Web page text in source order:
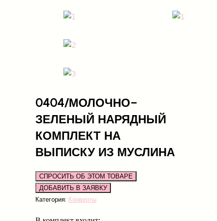
0404/МОЛОЧНО-
ЗЕЛЕНЫЙ НАРЯДНЫЙ
КОМПЛЕКТ НА
ВЫПИСКУ ИЗ МУСЛИНА
СПРОСИТЬ ОБ ЭТОМ ТОВАРЕ
Категория: Конверты